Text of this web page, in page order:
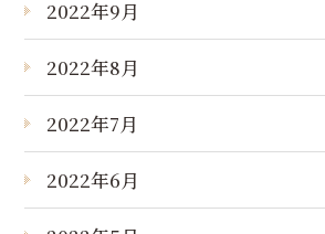
2022年9月
2022年8月
2022年7月
2022年6月